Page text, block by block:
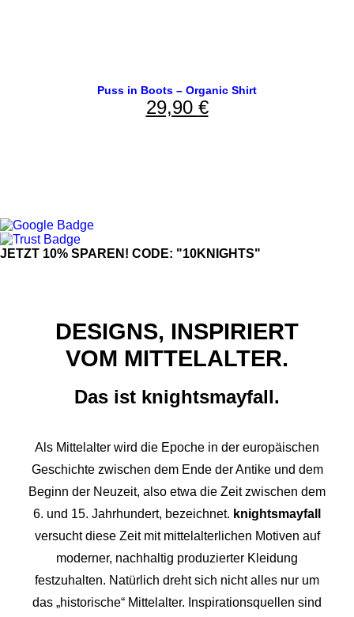
Puss in Boots – Organic Shirt
29,90 €
JETZT 10% SPAREN! CODE: "10KNIGHTS"
DESIGNS, INSPIRIERT
VOM MITTELALTER.
Das ist knightsmayfall.
Als Mittelalter wird die Epoche in der europäischen
Geschichte zwischen dem Ende der Antike und dem
Beginn der Neuzeit, also etwa die Zeit zwischen dem
6. und 15. Jahrhundert, bezeichnet. knightsmayfall
versucht diese Zeit mit mittelalterlichen Motiven auf
moderner, nachhaltig produzierter Kleidung
festzuhalten. Natürlich dreht sich nicht alles nur um
das „historische“ Mittelalter. Inspirationsquellen sind